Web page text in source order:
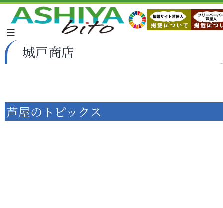
城戸商店
芦屋のトピックス